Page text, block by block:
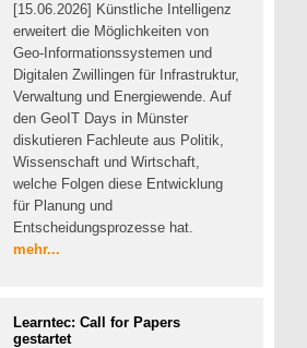
[15.06.2026] Künstliche Intelligenz
erweitert die Möglichkeiten von
Geo-Informationssystemen und
Digitalen Zwillingen für Infrastruktur,
Verwaltung und Energiewende. Auf
den GeoIT Days in Münster
diskutieren Fachleute aus Politik,
Wissenschaft und Wirtschaft,
welche Folgen diese Entwicklung
für Planung und
Entscheidungsprozesse hat.
mehr...
Learntec: Call for Papers
gestartet